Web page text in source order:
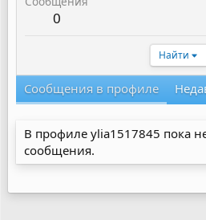
0
Найти
Сообщения в профиле
В профиле ylia1517845 пока
сообщения.